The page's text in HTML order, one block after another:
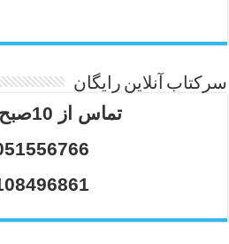
سرکتاب آنلاین رایگان
تماس از 10صبح الی 21